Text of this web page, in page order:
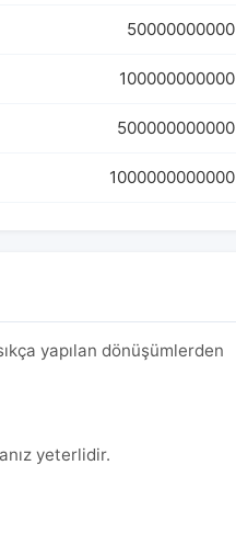
50000000000
100000000000
500000000000
1000000000000
yapılan dönüşümlerden
yeterlidir.